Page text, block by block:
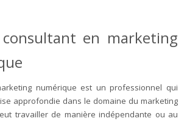
en marketing
numérique est un professionnel qui
approfondie dans le domaine du marketing
travailler de manière indépendante ou au